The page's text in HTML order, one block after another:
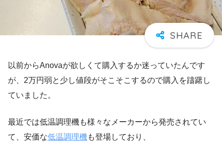
以前からAnovaが欲しくて購入するか迷っていたんです
が、2万円弱と少し値段がそこそこするので購入を躊躇し
ていました。
最近では低温調理機も様々なメーカーから発売されてい
て、安価な低温調理機も登場しており、